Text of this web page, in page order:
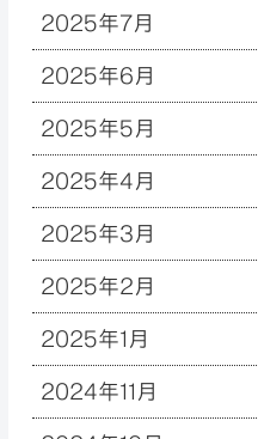
"gaussian"
2025年7月
2025年6月
2025年5月
2025年4月
2025年3月
2025年2月
2025年1月
2024年11月